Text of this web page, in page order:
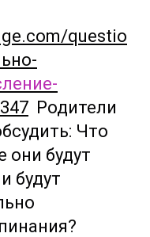
questio
Родители
Что
они будут
будут